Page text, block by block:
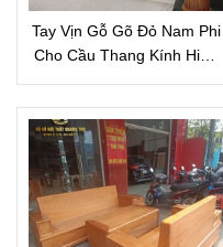
Tay Vịn Gỗ Gõ Đỏ Nam Phi
Cho Cầu Thang Kính Hiện